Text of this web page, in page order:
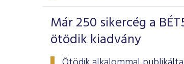
Már 250 sikercég a
ötödik kiadvány